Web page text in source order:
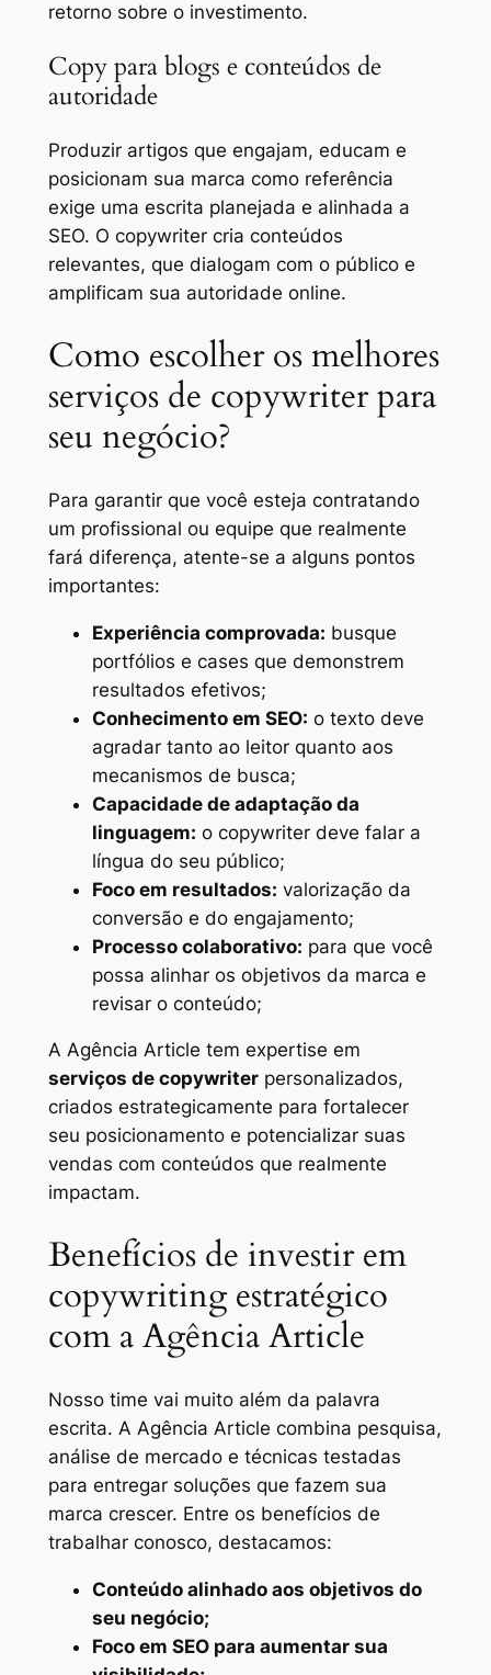
retorno sobre o investimento.
Copy para blogs e conteúdos de
autoridade
Produzir artigos que engajam, educam e
posicionam sua marca como referência
exige uma escrita planejada e alinhada a
SEO. O copywriter cria conteúdos
relevantes, que dialogam com o público e
amplificam sua autoridade online.
Como escolher os melhores
serviços de copywriter para
seu negócio?
Para garantir que você esteja contratando
um profissional ou equipe que realmente
fará diferença, atente-se a alguns pontos
importantes:
Experiência comprovada: busque
portfólios e cases que demonstrem
resultados efetivos;
Conhecimento em SEO: o texto deve
agradar tanto ao leitor quanto aos
mecanismos de busca;
Capacidade de adaptação da
linguagem: o copywriter deve falar a
língua do seu público;
Foco em resultados: valorização da
conversão e do engajamento;
Processo colaborativo: para que você
possa alinhar os objetivos da marca e
revisar o conteúdo;
A Agência Article tem expertise em
serviços de copywriterpersonalizados,
criados estrategicamente para fortalecer
seu posicionamento e potencializar suas
vendas com conteúdos que realmente
impactam.
Benefícios de investir em
copywriting estratégico
com a Agência Article
Nosso time vai muito além da palavra
escrita. A Agência Article combina pesquisa,
análise de mercado e técnicas testadas
para entregar soluções que fazem sua
marca crescer. Entre os benefícios de
trabalhar conosco, destacamos:
Conteúdo alinhado aos objetivos do
seu negócio;
Foco em SEO para aumentar sua